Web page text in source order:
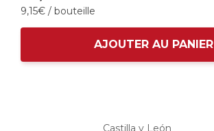
9,15€ / bouteille
AJOUTER AU PANIER
Castilla y León